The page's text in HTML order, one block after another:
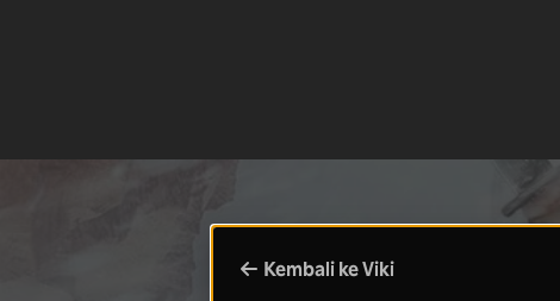
Kembali ke Viki